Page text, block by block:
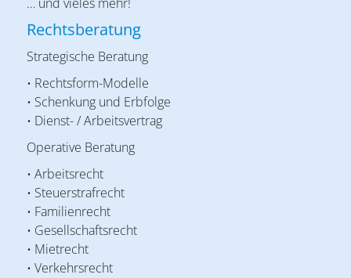
… und vieles mehr!
Rechtsberatung
Strategische Beratung
• Rechtsform-Modelle
• Schenkung und Erbfolge
• Dienst- / Arbeitsvertrag
Operative Beratung
• Arbeitsrecht
• Steuerstrafrecht
• Familienrecht
• Gesellschaftsrecht
• Mietrecht
• Verkehrsrecht